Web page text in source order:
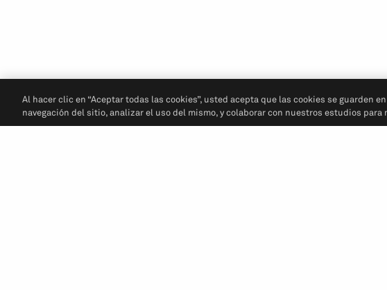
Al hacer clic en “Aceptar todas las cookies”, usted acepta que las cookies se guarden
navegación del sitio, analizar el uso del mismo, y colaborar con nuestros estudios para